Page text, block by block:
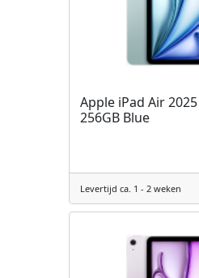
Apple iPad Air
256GB Blue
Levertijd ca. 1 - 2 weken